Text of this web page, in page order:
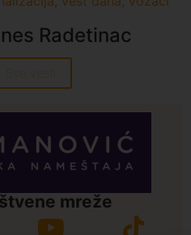
Radetinac
Sve vesti
mreže